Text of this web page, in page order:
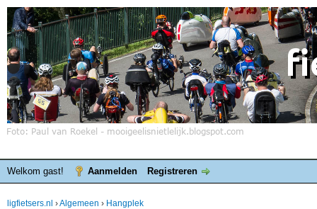
Welkom gast! Aanmelden Registreren
ligfietsers.nl ›Algemeen › Hangplek